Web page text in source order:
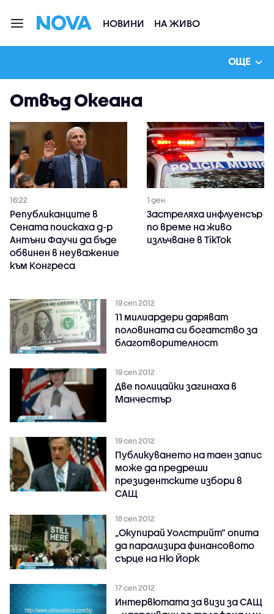
НОВИНИ НА ЖИВО
ОЩЕ
Отвъд Океана
16:22
Републиканците в
Сената поискаха д-р
Антъни Фаучи да бъде
обвинен в неуважение
към Конгреса
1 ден
Застреляха инфлуенсър
по време на живо
излъчване в TikTok
19 сеп 2012
11 милиардери даряват
половината си богатство за
благотворителност
19 сеп 2012
Две полицайки загинаха в
Манчестър
19 сеп 2012
Публикуването на таен запис
може да предреши
президентските избори в
САЩ
18 сеп 2012
„Окупирай Уолстрийт” опита
да парализира финансовото
сърце на Ню Йорк
17 сеп 2012
Интервютата за визи за САЩ